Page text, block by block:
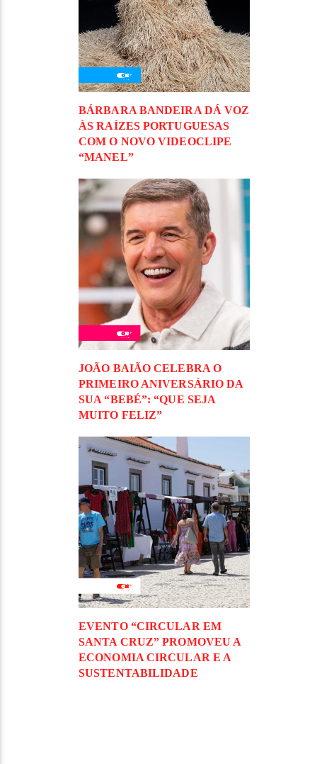
BÁRBARA BANDEIRA DÁ VOZ
ÀS RAÍZES PORTUGUESAS
COM O NOVO VIDEOCLIPE
“MANEL”
JOÃO BAIÃO CELEBRA O
PRIMEIRO ANIVERSÁRIO DA
SUA “BEBÉ”: “QUE SEJA
MUITO FELIZ”
EVENTO “CIRCULAR EM
SANTA CRUZ” PROMOVEU A
ECONOMIA CIRCULAR E A
SUSTENTABILIDADE